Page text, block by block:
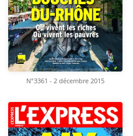
N°3361 - 2 décembre 2015